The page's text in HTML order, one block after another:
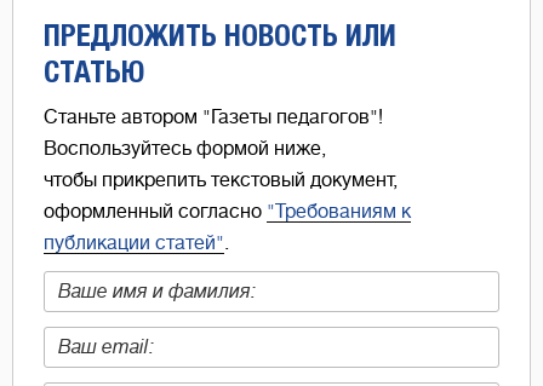
ПРЕДЛОЖИТЬ НОВОСТЬ ИЛИ
СТАТЬЮ
Станьте автором "Газеты педагогов"!
Воспользуйтесь формой ниже,
чтобы прикрепить текстовый документ,
оформленный согласно "Требованиям к
публикации статей".